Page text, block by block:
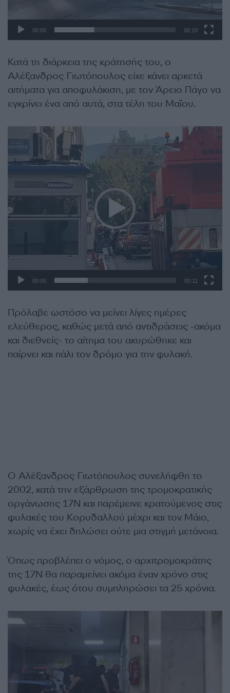
ν
α
π
γ
ή
Β
ί
00:00 00:10
Κατά τη διάρκεια της κράτησής του, ο
Αλέξανδρος Γιωτόπουλος είχε κάνει αρκετά
αιτήματα για αποφυλάκιση, με τον Άρειο Πάγο να
εγκρίνει ένα από αυτά, στα τέλη του Μαΐου.
ό
α
μ
Α
ν
α
ρ
α
γ
ε
ο
00:00 00:11
Πρόλαβε ωστόσο να μείνει λίγες ημέρες
ελεύθερος, καθώς μετά από αντιδράσεις -ακόμα
και διεθνείς- το αίτημα του ακυρώθηκε και
παίρνει και πάλι τον δρόμο για την φυλακή.
Ο Αλέξανδρος Γιωτόπουλος συνελήφθη το
2002, κατά την εξάρθρωση της τρομοκρατικής
οργάνωσης 17Ν και παρέμεινε κρατούμενος στις
φυλακές του Κορυδαλλού μέχρι και τον Μάιο,
χωρίς να έχει δηλώσει ούτε μια στιγμή μετάνοια.
Όπως προβλέπει ο νόμος, ο αρχιτρομοκράτης
της 17Ν θα παραμείνει ακόμα έναν χρόνο στις
φυλακές, έως ότου συμπληρώσει τα 25 χρόνια.